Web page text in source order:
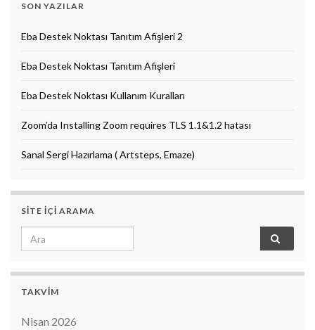
SON YAZILAR
Eba Destek Noktası Tanıtım Afişleri 2
Eba Destek Noktası Tanıtım Afişleri
Eba Destek Noktası Kullanım Kuralları
Zoom’da Installing Zoom requires TLS 1.1&1.2 hatası
Sanal Sergi Hazırlama ( Artsteps, Emaze)
SITE IÇI ARAMA
Search for:
TAKVIM
Nisan 2026